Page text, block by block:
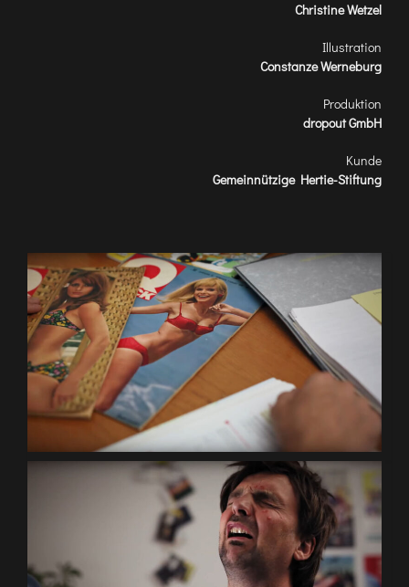
Christine Wetzel
Illustration
Constanze Werneburg
Produktion
dropout GmbH
Kunde
Gemeinnützige Hertie-Stiftung